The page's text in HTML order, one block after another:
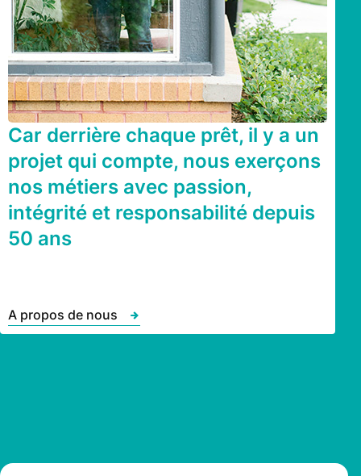
Car derrière chaque prêt, il y a un
projet qui compte, nous exerçons
nos métiers avec passion,
intégrité et responsabilité depuis
50 ans
A propos de nous